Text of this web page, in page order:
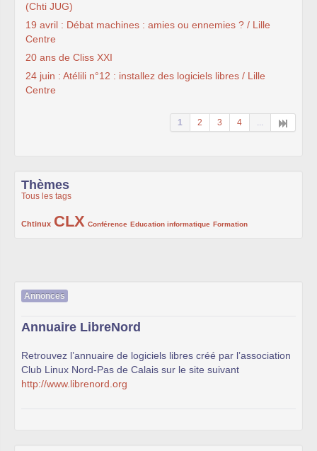
(Chti JUG)
19 avril : Débat machines : amies ou ennemies ? / Lille
Centre
20 ans de Cliss XXI
24 juin : Atélili n°12 : installez des logiciels libres / Lille
Centre
1 2 3 4 ...
Thèmes
Tous les tags
Chtinux
222/1002CLX
1002/1002 Conférence
132/1002 Education informatique
119/1002 Formation
168/1002
Annonces
Annuaire LibreNord
Retrouvez l’annuaire de logiciels libres créé par l’association
Club Linux Nord-Pas de Calais sur le site suivant
http://www.librenord.org